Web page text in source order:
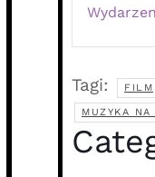
Tagi: FILM
MUZYKA NA